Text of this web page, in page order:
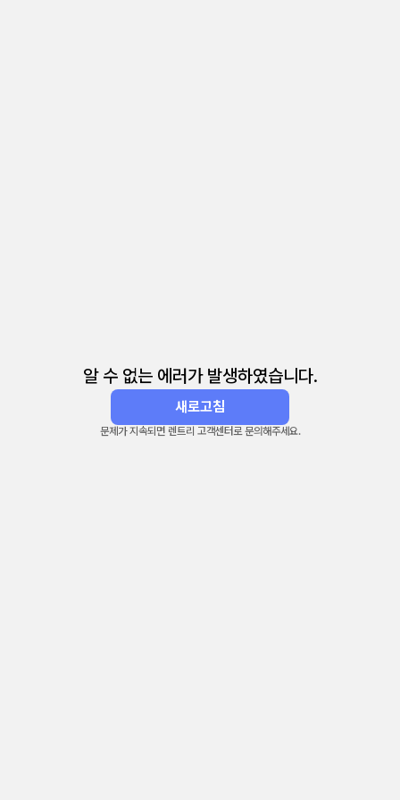
알 수 없는 에러가 발생하였습니다.
새로고침
문제가 지속되면 렌트리 고객센터로 문의해주세요.